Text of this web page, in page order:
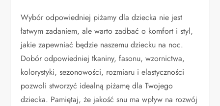
Wybór odpowiedniej piżamy dla dziecka nie jest
łatwym zadaniem, ale warto zadbać o komfort i styl,
jakie zapewniać będzie naszemu dziecku na noc.
Dobór odpowiedniej tkaniny, fasonu, wzornictwa,
kolorystyki, sezonowości, rozmiaru i elastyczności
pozwoli stworzyć idealną piżamę dla Twojego
dziecka. Pamiętaj, że jakość snu ma wpływ na rozwój